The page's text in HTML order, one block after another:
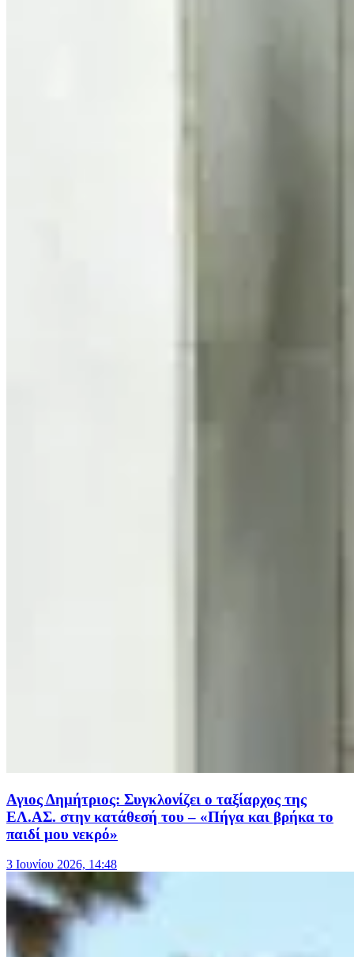
Αγιος Δημήτριος: Συγκλονίζει ο ταξίαρχος της
ΕΛ.ΑΣ. στην κατάθεσή του – «Πήγα και βρήκα το
παιδί μου νεκρό»
3 Ιουνίου 2026, 14:48